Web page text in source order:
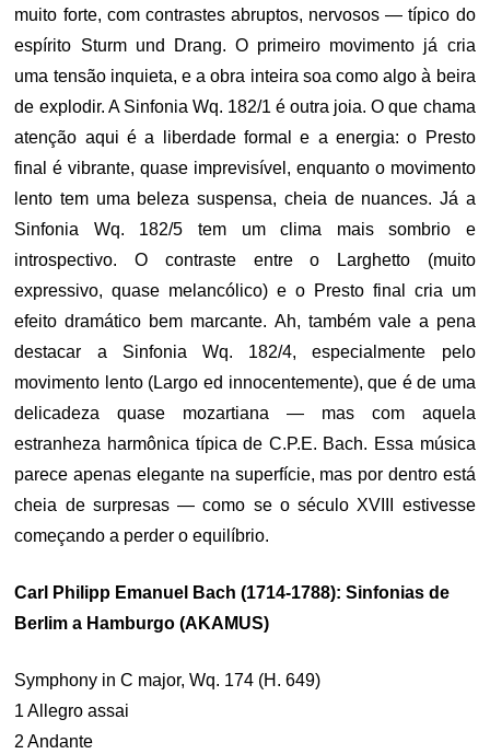
muito forte, com contrastes abruptos, nervosos — típico do
espírito Sturm und Drang. O primeiro movimento já cria
uma tensão inquieta, e a obra inteira soa como algo à beira
de explodir. A Sinfonia Wq. 182/1 é outra joia. O que chama
atenção aqui é a liberdade formal e a energia: o Presto
final é vibrante, quase imprevisível, enquanto o movimento
lento tem uma beleza suspensa, cheia de nuances. Já a
Sinfonia Wq. 182/5 tem um clima mais sombrio e
introspectivo. O contraste entre o Larghetto (muito
expressivo, quase melancólico) e o Presto final cria um
efeito dramático bem marcante. Ah, também vale a pena
destacar a Sinfonia Wq. 182/4, especialmente pelo
movimento lento (Largo ed innocentemente), que é de uma
delicadeza quase mozartiana — mas com aquela
estranheza harmônica típica de C.P.E. Bach. Essa música
parece apenas elegante na superfície, mas por dentro está
cheia de surpresas — como se o século XVIII estivesse
começando a perder o equilíbrio.
Carl Philipp Emanuel Bach (1714-1788): Sinfonias de
Berlim a Hamburgo (AKAMUS)
Symphony in C major, Wq. 174 (H. 649)
1 Allegro assai
2 Andante